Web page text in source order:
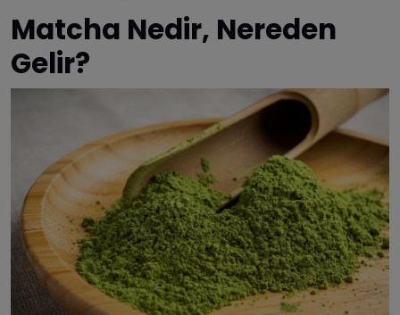
Matcha Nedir, Nereden
Gelir?